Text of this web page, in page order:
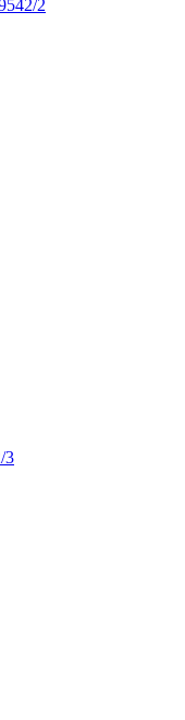
2
3